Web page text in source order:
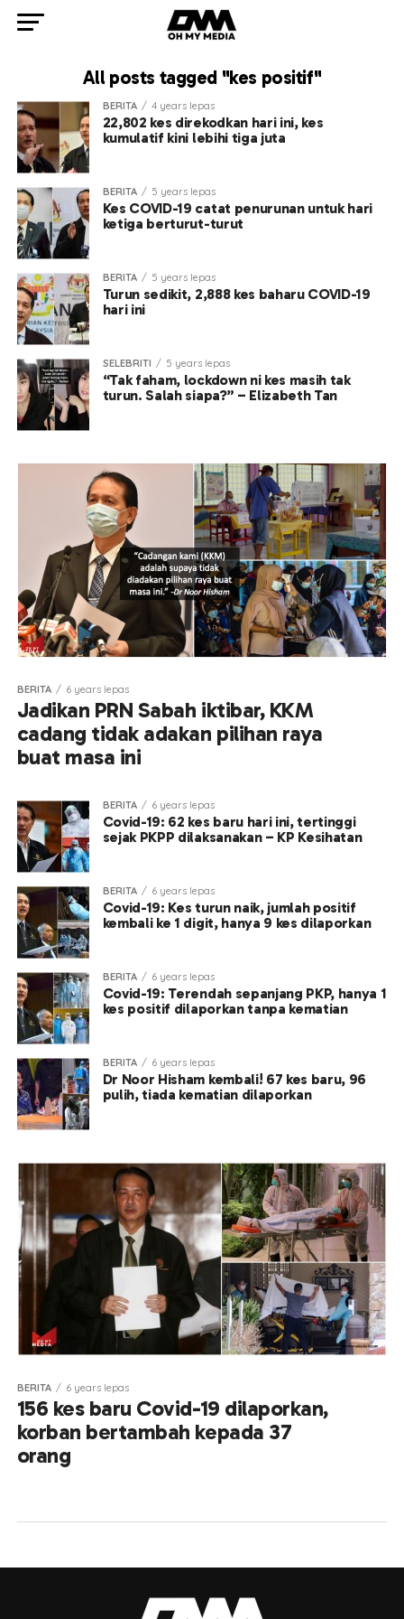
All posts tagged "kes positif"
BERITA 4 years lepas
22,802 kes direkodkan hari ini, kes
kumulatif kini lebihi tiga juta
BERITA 5 years lepas
Kes COVID-19 catat penurunan untuk hari
ketiga berturut-turut
BERITA 5 years lepas
Turun sedikit, 2,888 kes baharu COVID-19
hari ini
SELEBRITI 5 years lepas
“Tak faham, lockdown ni kes masih tak
turun. Salah siapa?” – Elizabeth Tan
BERITA 6 years lepas
Jadikan PRN Sabah iktibar, KKM
cadang tidak adakan pilihan raya
buat masa ini
BERITA 6 years lepas
Covid-19: 62 kes baru hari ini, tertinggi
sejak PKPP dilaksanakan – KP Kesihatan
BERITA 6 years lepas
Covid-19: Kes turun naik, jumlah positif
kembali ke 1 digit, hanya 9 kes dilaporkan
BERITA 6 years lepas
Covid-19: Terendah sepanjang PKP, hanya 1
kes positif dilaporkan tanpa kematian
BERITA 6 years lepas
Dr Noor Hisham kembali! 67 kes baru, 96
pulih, tiada kematian dilaporkan
BERITA 6 years lepas
156 kes baru Covid-19 dilaporkan,
korban bertambah kepada 37
orang